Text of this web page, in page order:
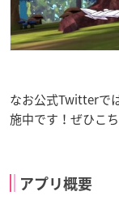
なお公式Twitterで
施中です！ぜひこ
アプリ概要